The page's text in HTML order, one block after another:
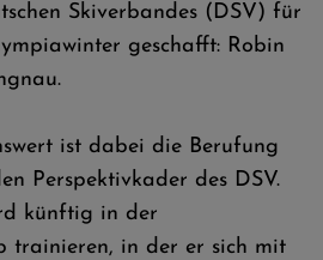
Skiverbandes (DSV) für
geschafft: Robin
ist dabei die Berufung
Perspektivkader des DSV.
künftig in der
trainieren, in der er sich mit